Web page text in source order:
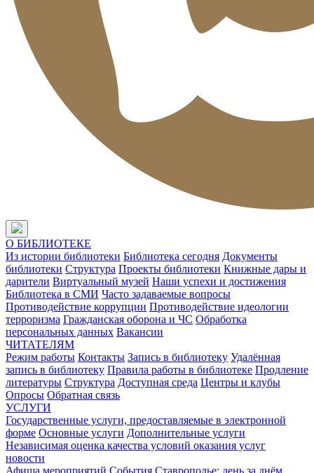
О БИБЛИОТЕКЕ
Из истории библиотеки Библиотека сегодня Документы
библиотеки Структура Проекты библиотеки Книжные дары и
дарители Виртуальный музей Наши успехи и достижения
Библиотека в СМИ Часто задаваемые вопросы
Противодействие коррупции Противодействие идеологии
терроризма Гражданская оборона и ЧС Обработка
персональных данных Вакансии
ЧИТАТЕЛЯМ
Режим работы Контакты Запись в библиотеку Удалённая
запись в библиотеку Правила работы в библиотеке Продление
литературы Структура Доступная среда Центры и клубы
Опросы Обратная связь
УСЛУГИ
Государственные услуги, предоставляемые в электронной
форме Основные услуги Дополнительные услуги
Независимая оценка качества условий оказания услуг
новости
Афиша мероприятий События Ставрополье: день за днём